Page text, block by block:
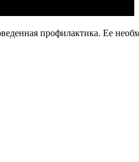
профилактика. Ее